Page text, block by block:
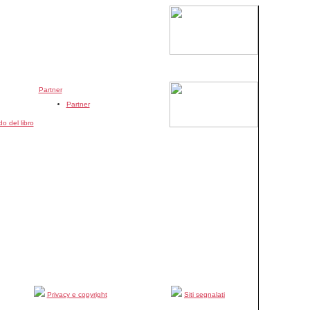
del libro
Partner
Partner
Privacy e copyright Siti segnalati